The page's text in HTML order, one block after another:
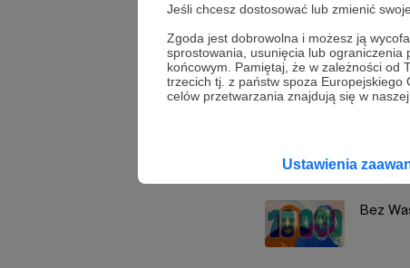
Jeśli chcesz dostosować lub zmienić
Zgoda jest dobrowolna i możesz ją
sprostowania, usunięcia lub
końcowym. Pamiętaj, że w zależności od
trzecich tj. z państw spoza Europejskiego
celów przetwarzania znajdują się w
Ustawienia
Zobacz również
Bez